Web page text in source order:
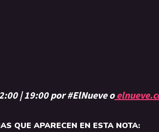
| 19:00 por #ElNueve o
QUE APARECEN EN ESTA NOTA: